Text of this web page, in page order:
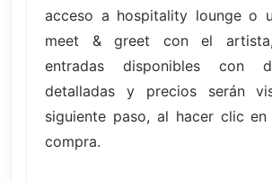
acceso a hospitality lounge o
meet & greet con el
entradas disponibles con
detalladas y precios serán
siguiente paso, al hacer clic
compra.